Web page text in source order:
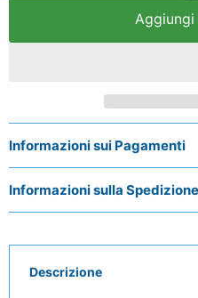
Aggiungi
Informazioni sui Pagamenti
Informazioni sulla Spedizione
Descrizione